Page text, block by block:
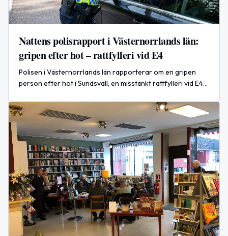
Nattens polisrapport i Västernorrlands län:
gripen efter hot – rattfylleri vid E4
Polisen i Västernorrlands län rapporterar om en gripen
person efter hot i Sundsvall, en misstänkt rattfylleri vid E4